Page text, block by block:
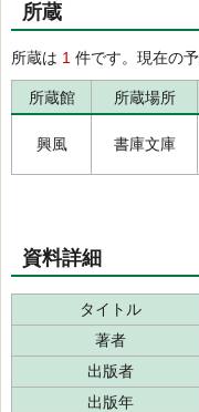
所蔵
所蔵は 1 件です。現在の
所蔵館 所蔵場所
興風 書庫文庫
資料詳細
タイトル
著者
出版者
出版年